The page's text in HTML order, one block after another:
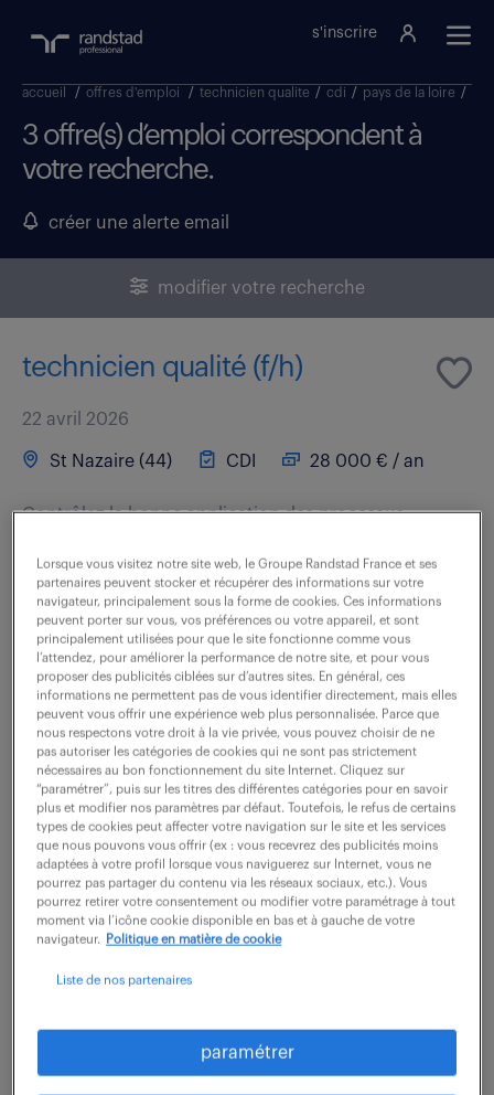
s'inscrire
accueil / offres d'emploi / technicien qualite / cdi / pays de la loire /
3 offre(s) d’emploi correspondent à
votre recherche.
créer une alerte email
modifier votre recherche
technicien qualité (f/h)
22 avril 2026
St Nazaire (44) CDI 28 000 € / an
Contrôlez la bonne application des processus,
Préparez les plans de surveillance et vous vous
assurez de la prise en compte des exigences...
voir l'offre
technicien garantie naval (f/h)
22 avril 2026
St Nazaire (44)
CDI
30 000 - 37 000 € / an
Rattaché(e) au Chargé d'Affaires Garantie, vous êtes
techniques sur votre périmètre. Votre quotidien
s'articule autour de trois axes...
Lorsque vous visitez notre site web, le Groupe Randstad France et ses
partenaires peuvent stocker et récupérer des informations sur votre
navigateur, principalement sous la forme de cookies. Ces informations
peuvent porter sur vous, vos préférences ou votre appareil, et sont
principalement utilisées pour que le site fonctionne comme vous
l’attendez, pour améliorer la performance de notre site, et pour vous
proposer des publicités ciblées sur d’autres sites. En général, ces
informations ne permettent pas de vous identifier directement, mais elles
peuvent vous offrir une expérience web plus personnalisée. Parce que
nous respectons votre droit à la vie privée, vous pouvez choisir de ne
pas autoriser les catégories de cookies qui ne sont pas strictement
nécessaires au bon fonctionnement du site Internet. Cliquez sur
“paramétrer”, puis sur les titres des différentes catégories pour en savoir
plus et modifier nos paramètres par défaut. Toutefois, le refus de certains
types de cookies peut affecter votre navigation sur le site et les services
que nous pouvons vous offrir (ex : vous recevrez des publicités moins
adaptées à votre profil lorsque vous naviguerez sur Internet, vous ne
pourrez pas partager du contenu via les réseaux sociaux, etc.). Vous
pourrez retirer votre consentement ou modifier votre paramétrage à tout
moment via l’icône cookie disponible en bas et à gauche de votre
navigateur.
Politique en matière de cookie
Liste de nos partenaires
paramétrer